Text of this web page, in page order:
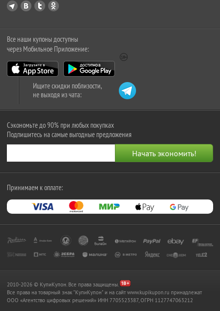
Все наши купоны доступны
через Мобильное Приложение:
Ищите скидки поблизости,
не выходя из чата:
Сэкономьте до 90% при любых покупках
Подпишитесь на самые выгодные предложения
Принимаем к оплате:
2010-2026 © КупиКупон. Все права защищены.
Все права на товарный знак "КупиКупон" и на сайт www.kupikupon.ru принадлежат
OOO «Агентство цифровых решений» ИНН 7705523387, ОГРН 1127747063212